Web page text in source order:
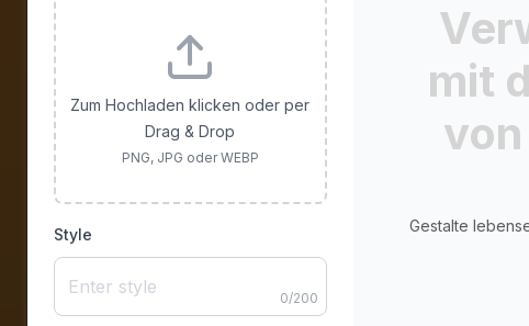
Zum Hochladen klicken oder per
Drag & Drop
PNG, JPG oder WEBP
Style
0/200
mit
Gestalte